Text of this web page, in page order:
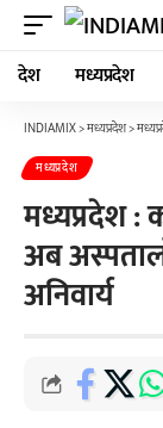
देश मध्यप्रदेश
INDIAMIX>मध्यप्रदेश>
मध्यप्रदेश
मध्यप्रदेश :
अब
अनिवार्य